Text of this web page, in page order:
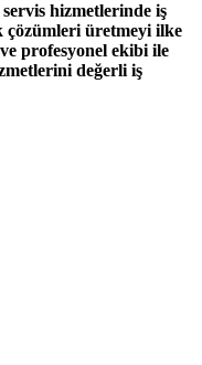
hizmetlerinde iş
çözümleri üretmeyi ilke
profesyonel ekibi ile
değerli iş